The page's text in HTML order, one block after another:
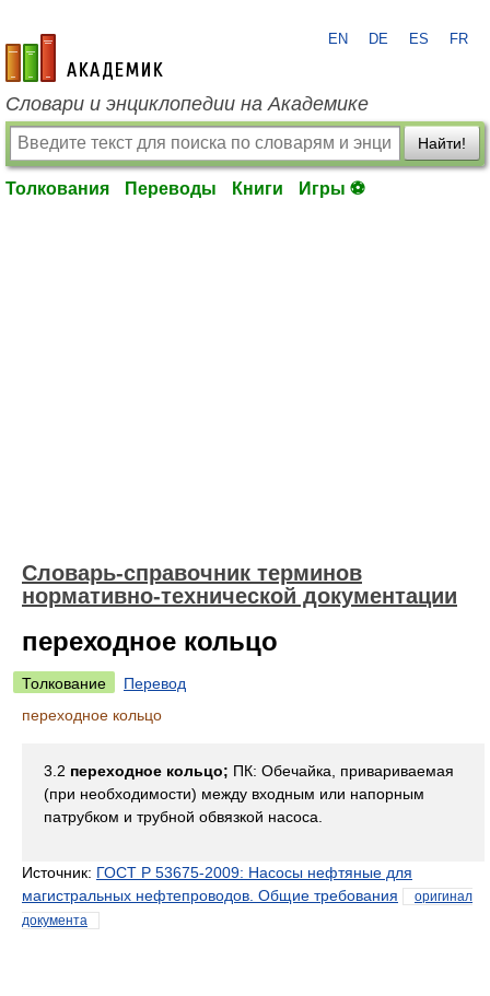
academic.ru
EN DE ES FR
Словари и энциклопедии на Академике
Найти!
Толкования Переводы Книги Игры ⚽
Словарь-справочник терминов
нормативно-технической документации
переходное кольцо
Толкование
Перевод
переходное кольцо
3.2 переходное кольцо; ПК: Обечайка, привариваемая
(при необходимости) между входным или напорным
патрубком и трубной обвязкой насоса.
Источник: ГОСТ Р 53675-2009: Насосы нефтяные для
магистральных нефтепроводов. Общие требования
оригинал
документа